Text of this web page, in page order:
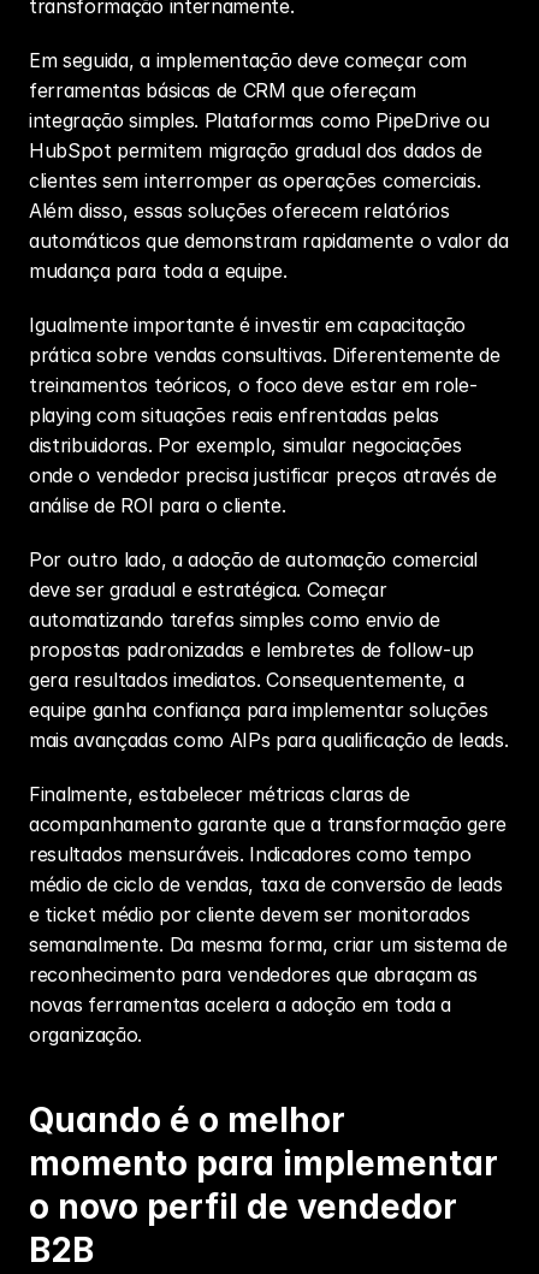
transformação internamente.
Em seguida, a implementação deve começar com
ferramentas básicas de CRM que ofereçam
integração simples. Plataformas como PipeDrive ou
HubSpot permitem migração gradual dos dados de
clientes sem interromper as operações comerciais.
Além disso, essas soluções oferecem relatórios
automáticos que demonstram rapidamente o valor da
mudança para toda a equipe.
Igualmente importante é investir em capacitação
prática sobre vendas consultivas. Diferentemente de
treinamentos teóricos, o foco deve estar em role-
playing com situações reais enfrentadas pelas
distribuidoras. Por exemplo, simular negociações
onde o vendedor precisa justificar preços através de
análise de ROI para o cliente.
Por outro lado, a adoção de automação comercial
deve ser gradual e estratégica. Começar
automatizando tarefas simples como envio de
propostas padronizadas e lembretes de follow-up
gera resultados imediatos. Consequentemente, a
equipe ganha confiança para implementar soluções
mais avançadas como AIPs para qualificação de leads.
Finalmente, estabelecer métricas claras de
acompanhamento garante que a transformação gere
resultados mensuráveis. Indicadores como tempo
médio de ciclo de vendas, taxa de conversão de leads
e ticket médio por cliente devem ser monitorados
semanalmente. Da mesma forma, criar um sistema de
reconhecimento para vendedores que abraçam as
novas ferramentas acelera a adoção em toda a
organização.
Quando é o melhor
momento para implementar
o novo perfil de vendedor
B2B